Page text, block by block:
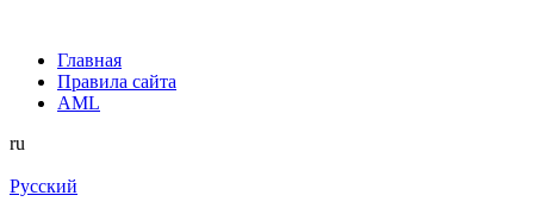
Главная
Правила сайта
AML
ru
Русский